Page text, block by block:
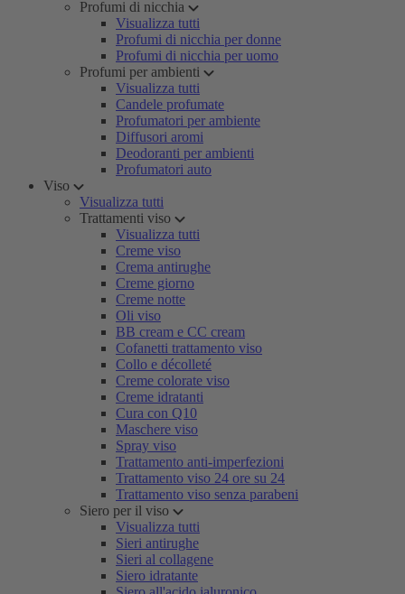
Profumi di nicchia
Visualizza tutti
Profumi di nicchia per donne
Profumi di nicchia per uomo
Profumi per ambienti
Visualizza tutti
Candele profumate
Profumatori per ambiente
Diffusori aromi
Deodoranti per ambienti
Profumatori auto
Viso
Visualizza tutti
Trattamenti viso
Visualizza tutti
Creme viso
Crema antirughe
Creme giorno
Creme notte
Oli viso
BB cream e CC cream
Cofanetti trattamento viso
Collo e décolleté
Creme colorate viso
Creme idratanti
Cura con Q10
Maschere viso
Spray viso
Trattamento anti-imperfezioni
Trattamento viso 24 ore su 24
Trattamento viso senza parabeni
Siero per il viso
Visualizza tutti
Sieri antirughe
Sieri al collagene
Siero idratante